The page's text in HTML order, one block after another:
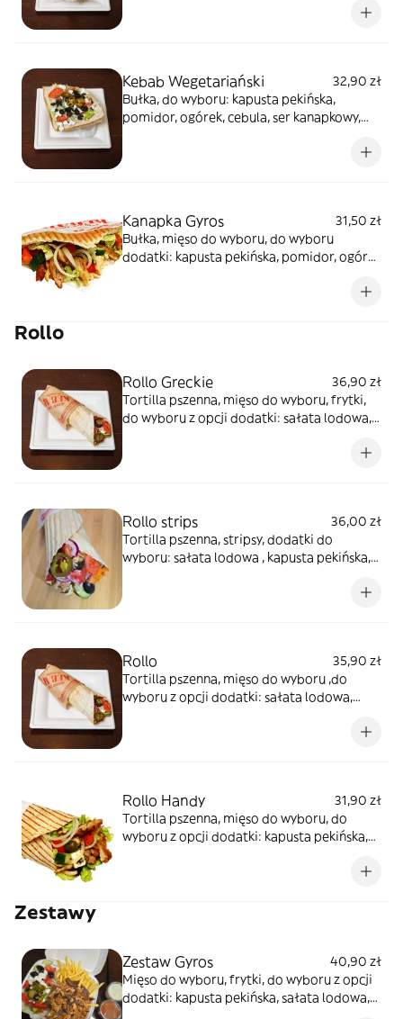
sałatkowy, oliwki, papryczki pikantne, sosy
Kebab Wegetariański
32,90 zł
Bułka, do wyboru: kapusta pekińska,
pomidor, ogórek, cebula, ser kanapkowy,
Kanapka Gyros
31,50 zł
Bułka, mięso do wyboru, do wyboru
dodatki: kapusta pekińska, pomidor, ogórek
Rollo
Rollo Greckie
36,90 zł
Tortilla pszenna, mięso do wyboru, frytki,
do wyboru z opcji dodatki: sałata lodowa,
sałatkowy, oliwki, papryczki pikantne, sosy
Rollo strips
36,00 zł
Tortilla pszenna, stripsy, dodatki do
wyboru: sałata lodowa , kapusta pekińska,
oliwki , papryczki pikantne, sosy do wyboru
Rollo
35,90 zł
Tortilla pszenna, mięso do wyboru ,do
wyboru z opcji dodatki: sałata lodowa,
sałatkowy, oliwki, papryczki pikantne, sosy
Rollo Handy
31,90 zł
Tortilla pszenna, mięso do wyboru, do
wyboru z opcji dodatki: kapusta pekińska,
Zestawy
Zestaw Gyros
40,90 zł
Mięso do wyboru, frytki, do wyboru z opcji
dodatki: kapusta pekińska, sałata lodowa,